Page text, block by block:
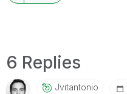
6 Replies
Jvitantonio